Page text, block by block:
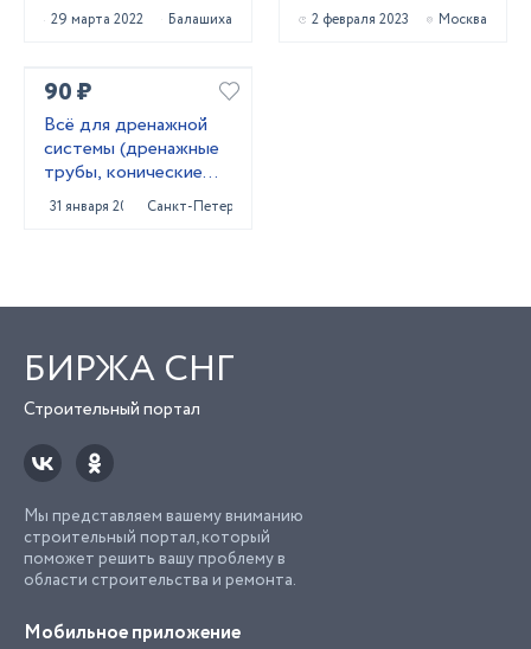
29 марта 2022 Балашиха 2 февраля 2023 Москва
90 ₽
Всё для дренажной
системы (дренажные
трубы, конические
колодцы,трубы под
заезд)
31 января 2024 Санкт-Петербург
БИРЖА СНГ
Строительный портал
Мы представляем вашему вниманию
строительный портал, который
поможет решить вашу проблему в
области строительства и ремонта.
Мобильное приложение